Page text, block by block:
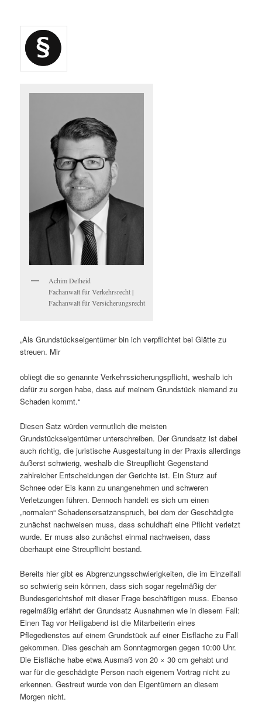
Achim Delheid
Fachanwalt für Verkehrsrecht |
Fachanwalt für Versicherungsrecht
„Als Grundstückseigentümer bin ich verpflichtet bei Glätte zu
streuen. Mir
obliegt die so genannte Verkehrssicherungspflicht, weshalb ich
dafür zu sorgen habe, dass auf meinem Grundstück niemand zu
Schaden kommt.“
Diesen Satz würden vermutlich die meisten
Grundstückseigentümer unterschreiben. Der Grundsatz ist dabei
auch richtig, die juristische Ausgestaltung in der Praxis allerdings
äußerst schwierig, weshalb die Streupflicht Gegenstand
zahlreicher Entscheidungen der Gerichte ist. Ein Sturz auf
Schnee oder Eis kann zu unangenehmen und schweren
Verletzungen führen. Dennoch handelt es sich um einen
„normalen“ Schadensersatzanspruch, bei dem der Geschädigte
zunächst nachweisen muss, dass schuldhaft eine Pflicht verletzt
wurde. Er muss also zunächst einmal nachweisen, dass
überhaupt eine Streupflicht bestand.
Bereits hier gibt es Abgrenzungsschwierigkeiten, die im Einzelfall
so schwierig sein können, dass sich sogar regelmäßig der
Bundesgerichtshof mit dieser Frage beschäftigen muss. Ebenso
regelmäßig erfährt der Grundsatz Ausnahmen wie in diesem Fall:
Einen Tag vor Heiligabend ist die Mitarbeiterin eines
Pflegedienstes auf einem Grundstück auf einer Eisfläche zu Fall
gekommen. Dies geschah am Sonntagmorgen gegen 10:00 Uhr.
Die Eisfläche habe etwa Ausmaß von 20 × 30 cm gehabt und
war für die geschädigte Person nach eigenem Vortrag nicht zu
erkennen. Gestreut wurde von den Eigentümern an diesem
Morgen nicht.